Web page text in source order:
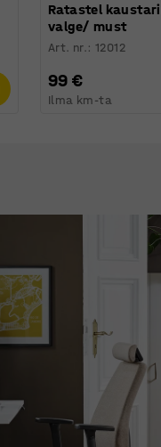
Ratastel
valge/ must
Art. nr.:12012
99 €
Ilma km-ta